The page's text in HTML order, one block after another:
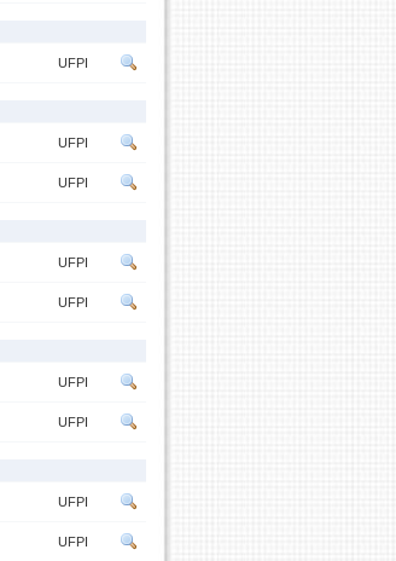
UFPI
UFPI
UFPI
UFPI
UFPI
UFPI
UFPI
UFPI
UFPI